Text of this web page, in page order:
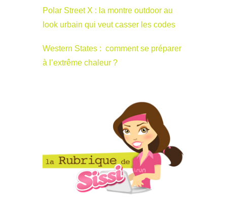
Polar Street X : la montre outdoor au
look urbain qui veut casser les codes
Western States : comment se préparer
à l’extrême chaleur ?